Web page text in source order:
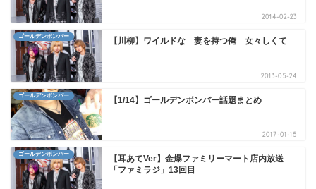
2014-02-23
ゴールデンボンバー 【川柳】ワイルドな 妻を持つ俺 女々しくて
2013-05-24
ゴールデンボンバー 【1/14】ゴールデンボンバー話題まとめ
2017-01-15
ゴールデンボンバー
【耳あてVer】金爆ファミリーマート店内放送
「ファミラジ」13回目